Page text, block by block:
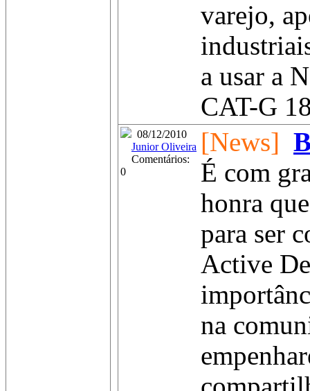
varejo,
a usar a
CAT-G
08/12/2010
Junior Oliveira
Comentários:
0
[News]
É com
honra
para ser
Active
na